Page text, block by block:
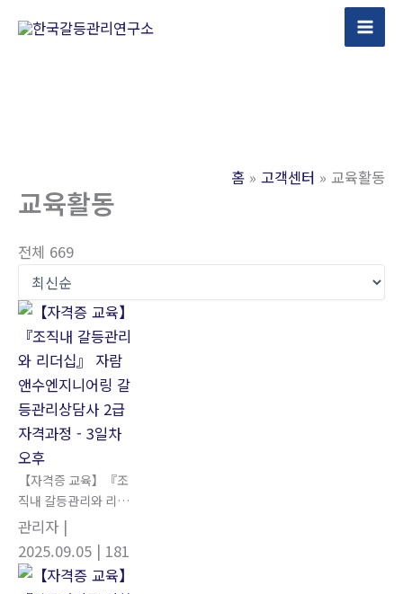
홈 고객센터 교육활동
교육활동
전체 669
【자격증 교육】『조
직내 갈등관리와 리더
십』 자람앤수엔지니
어링 갈등관리상담사
2급 자격과정 - 3일차
오후
관리자 |
2025.09.05 | 181